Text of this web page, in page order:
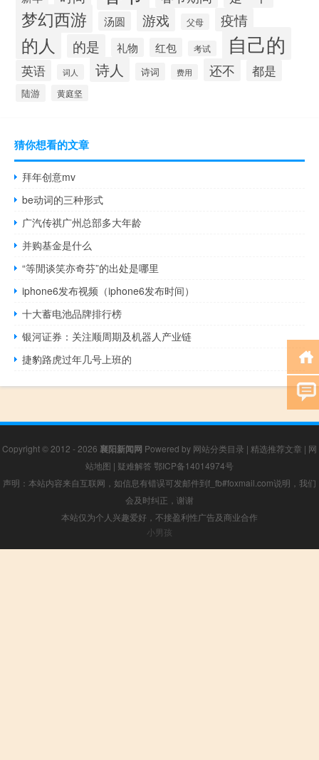
梦幻西游 汤圆 游戏 父母 疫情
的人 的是 礼物 红包 考试 自己的
英语 词人 诗人 诗词 费用 还不 都是
陆游 黄庭坚
猜你想看的文章
拜年创意mv
be动词的三种形式
广汽传祺广州总部多大年龄
并购基金是什么
“等閒谈笑亦奇芬”的出处是哪里
iphone6发布视频（iphone6发布时间）
十大蓄电池品牌排行榜
银河证券：关注顺周期及机器人产业链
捷豹路虎过年几号上班的
Copyright © 2012 - 2026 襄阳新闻网 Powered by 网站分类目录 | 精选推荐文章 | 网
站地图 | 疑难解答 鄂ICP备14014974号
声明：本站内容来自互联网，如信息有错误可发邮件到f_fb#foxmail.com说明，我们
会及时纠正，谢谢
本站仅为个人兴趣爱好，不接盈利性广告及商业合作
小男孩